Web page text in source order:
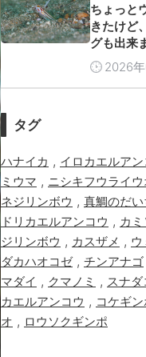
ちょっと
きたけど
グも出来
2026
タグ
ハナイカ , イロカエルアン
ミウマ , ニシキフウライウ
ネジリンボウ , 真鯛のだ
ドリカエルアンコウ , カ
ジリンボウ , カスザメ , ウ
ダカハオコゼ, チンアナゴ
マダイ , クマノミ , スナダ
カエルアンコウ , コケギン
オ , ロウソクギンポ